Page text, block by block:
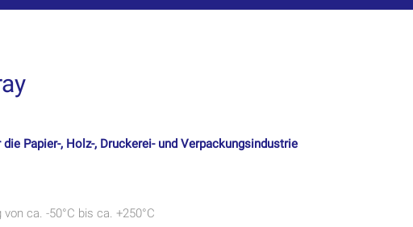
Papier-, Holz-, Druckerei- und Verpackungsindustrie
ca. -50°C bis ca. +250°C